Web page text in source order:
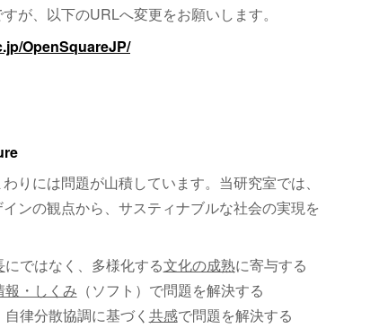
が、以下のURLへ変更をお願いします。
OpenSquareJP/
りには問題が山積しています。当研究室では、
ンの観点から、サスティナブルな社会の実現を
にではなく、多様化する文化の成熟に寄与する
報・しくみ （ソフト）で問題を解決する
律分散協調に基づく 共感で問題を解決する